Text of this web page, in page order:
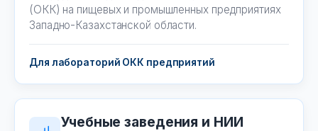
(ОКК) на пищевых и промышленных предприятиях
Западно-Казахстанской области.
Для лабораторий ОКК предприятий
Учебные заведения и НИИ